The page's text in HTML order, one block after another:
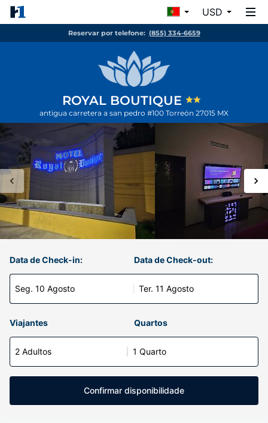
USD
Reservar por telefone: (855) 334-6659
ROYAL BOUTIQUE
antigua carretera a san pedro #100 Torreón 27015 MX
Data de Check-in:
Seg. 10 Agosto
Data de Check-out:
Ter. 11 Agosto
Viajantes Quartos
2 Adultos 1 Quarto
Confirmar disponibilidade